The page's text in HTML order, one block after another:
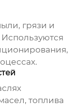
грязи и
Используются
топлива